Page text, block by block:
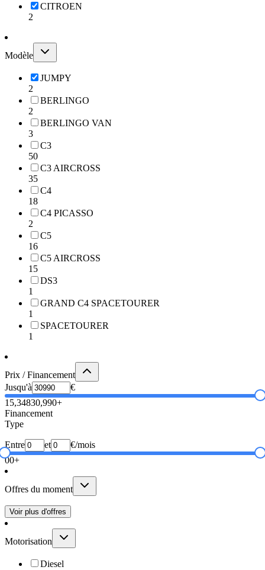
CITROEN
2
Modèle
JUMPY
2
BERLINGO
2
BERLINGO VAN
3
C3
50
C3 AIRCROSS
35
C4
18
C4 PICASSO
2
C5
16
C5 AIRCROSS
15
DS3
1
GRAND C4 SPACETOURER
1
SPACETOURER
1
Prix / Financement
Jusqu'à
€
15,34830,990+
Financement
Type
Entre et
€/mois
00+
Offres du moment
Voir plus d'offres
Motorisation
Diesel